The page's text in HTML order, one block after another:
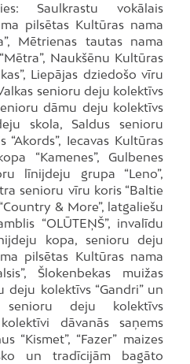
Saulkrastu vokālais
pilsētas Kultūras nama
Mētrienas tautas nama
Naukšēnu Kultūras
Liepājas dziedošo vīru
senioru deju kolektīvs
dāmu deju kolektīvs
skola, Saldus senioru
Iecavas Kultūras
“Kamenes”, Gulbenes
līnijdeju grupa “Leno”,
senioru vīru koris “Baltie
& More”, latgaliešu
“OLŪTEŅŠ”, invalīdu
kopa, senioru deju
pilsētas Kultūras nama
Šlokenbekas muižas
deju kolektīvs “Gandri” un
deju kolektīvs
dāvanās saņems
“Kismet”, “Fazer” maizes
un tradīcijām bagāto